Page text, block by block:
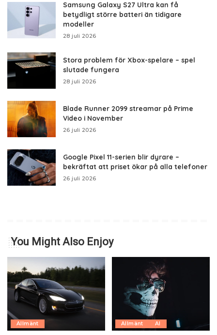
Samsung Galaxy S27 Ultra kan få
betydligt större batteri än tidigare
modeller
28 juli 2026
Stora problem för Xbox-spelare – spel
slutade fungera
28 juli 2026
Blade Runner 2099 streamar på Prime
Video i November
26 juli 2026
Google Pixel 11-serien blir dyrare –
bekräftat att priset ökar på alla telefoner
26 juli 2026
You Might Also Enjoy
Allmänt Allmänt AI